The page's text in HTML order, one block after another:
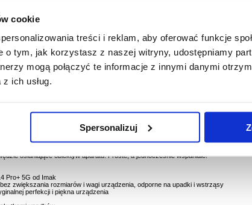
cookie
treści i reklam, aby oferować funkcje
o tym, jak korzystasz z naszej witryny, udostępniamy
mogą połączyć te informacje z innymi danymi
ich usług.
Spersonalizuj
LIVE CHAT
Note 14 Pro+ 5G
14 Pro+ 5G zabezpieczysz swoje urządzenie, nie przesłaniając jego oryginalnego
TPU. Chroni ono smartfon przed typowymi uszkodzeniami. Ponadto etui
osłaniające obiektyw aparatu. Proste, a jednocześnie wspaniałe!
Pro+ 5G od Imak
zwiększania rozmiarów i wagi urządzenia, odporne na upadki i wstrząsy
perfekcji i piękna urządzenia